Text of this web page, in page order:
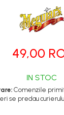
49,00
IN STOC
Comenzile
se predau